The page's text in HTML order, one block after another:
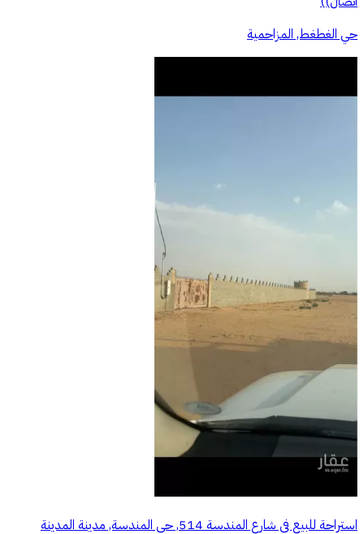
حي الغطغط, المزاحمية
استراحة للبيع في شارع المندسة 514, حي المندسة, مدينة المدينة